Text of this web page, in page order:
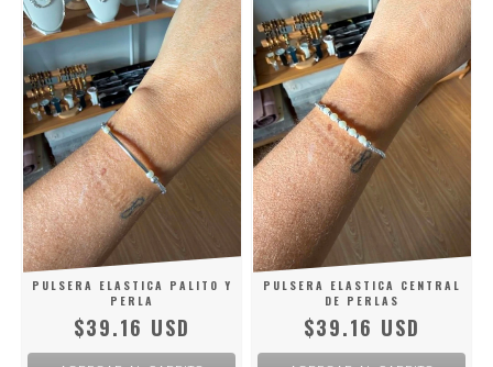
PULSERA ELASTICA PALITO Y
PERLA
$39.16 USD
PULSERA ELASTICA CENTRAL
DE PERLAS
$39.16 USD